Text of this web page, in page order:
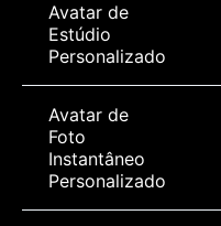
Avatar de
Estúdio
Personalizado
Avatar de
Foto
Instantâneo
Personalizado